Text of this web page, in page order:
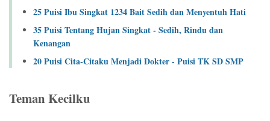
25 Puisi Ibu Singkat 1234 Bait Sedih dan Menyentuh Hati
35 Puisi Tentang Hujan Singkat - Sedih, Rindu dan
Kenangan
20 Puisi Cita-Citaku Menjadi Dokter - Puisi TK SD SMP
Teman Kecilku